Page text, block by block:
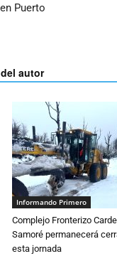
Puerto
autor
Informando Primero
Complejo Fronterizo
Samoré permanecerá
esta jornada